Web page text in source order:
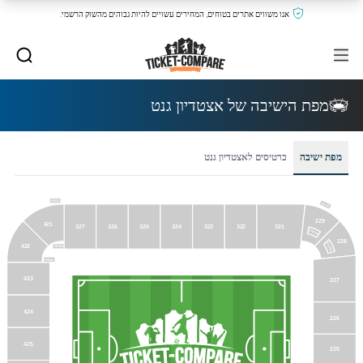
אנו משווים אתרים בטוחים, המחירים עשויים להיות גבוהים מהשוק הרשמי.
מפת הישיבה של אצטדיון גנט
מפת ישיבה כרטיסים לאצטדיון גנט
225
226
227
228
229
321
322
323
324
325
326
327
421
422
423
424
425
RS228
RS229
RS238
RS421
RS422